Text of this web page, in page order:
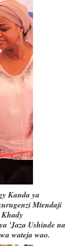
Kanda ya
Mtendaji
'Jaza Ushinde na
wateja wao.